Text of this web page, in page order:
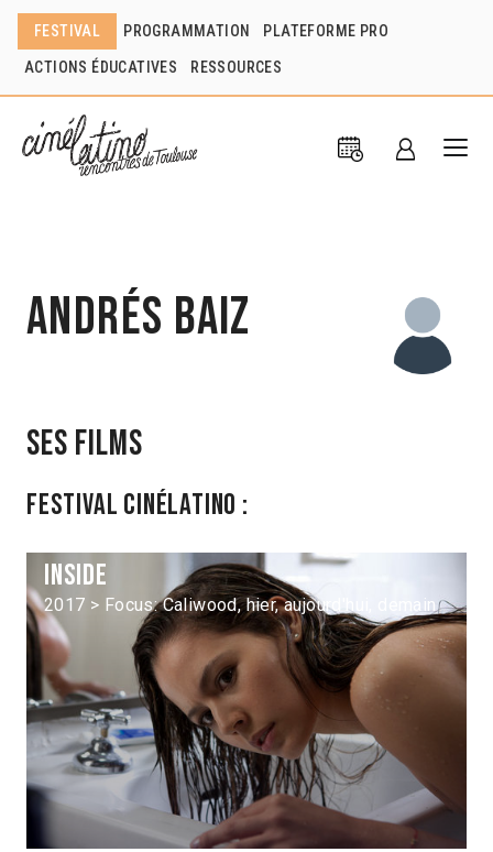
FESTIVAL PROGRAMMATION PLATEFORME PRO
ACTIONS ÉDUCATIVES RESSOURCES
Andrés Baiz
Ses films
Festival Cinélatino :
Inside
2017 > Focus: Caliwood, hier, aujourd'hui, demain